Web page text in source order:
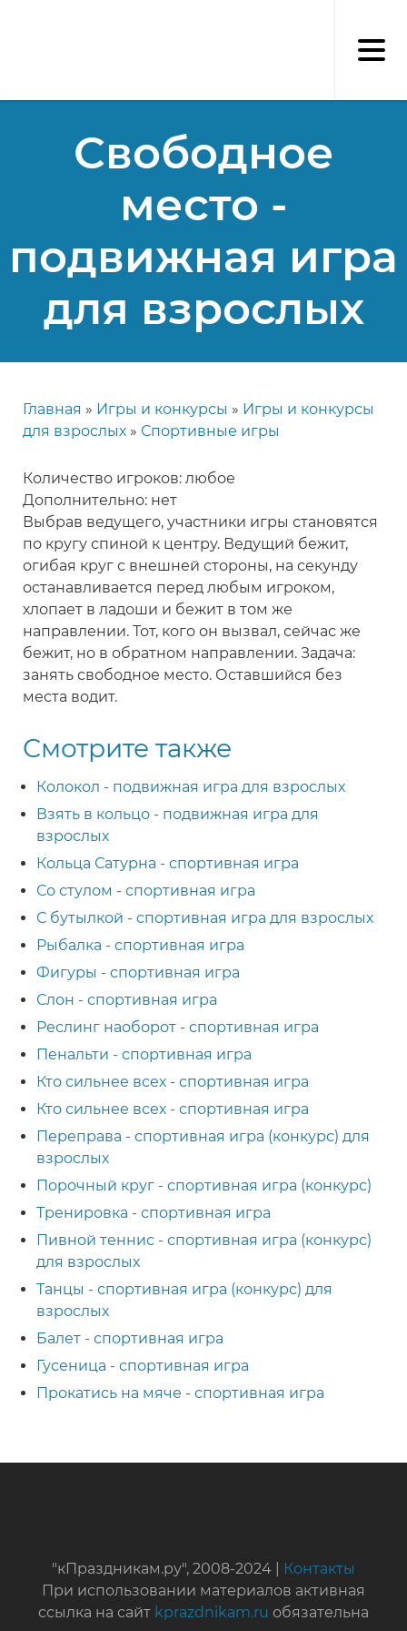
Свободное
место -
подвижная игра
для взрослых
Строка
Главная Игры и конкурсы
Игры и конкурсы
для взрослых
Спортивные игры
Количество игроков: любое
Дополнительно: нет
Выбрав ведущего, участники игры становятся
по кругу спиной к центру. Ведущий бежит,
огибая круг с внешней стороны, на секунду
останавливается перед любым игроком,
хлопает в ладоши и бежит в том же
направлении. Тот, кого он вызвал, сейчас же
бежит, но в обратном направлении. Задача:
занять свободное место. Оставшийся без
места водит.
Смотрите также
Колокол - подвижная игра для взрослых
Взять в кольцо - подвижная игра для
взрослых
Кольца Сатурна - спортивная игра
Со стулом - спортивная игра
С бутылкой - спортивная игра для взрослых
Рыбалка - спортивная игра
Фигуры - спортивная игра
Слон - спортивная игра
Реслинг наоборот - спортивная игра
Пенальти - спортивная игра
Кто сильнее всех - спортивная игра
Кто сильнее всех - спортивная игра
Переправа - спортивная игра (конкурс) для
взрослых
Порочный круг - спортивная игра (конкурс)
Тренировка - спортивная игра
Пивной теннис - спортивная игра (конкурс)
для взрослых
Танцы - спортивная игра (конкурс) для
взрослых
Балет - спортивная игра
Гусеница - спортивная игра
Прокатись на мяче - спортивная игра
"кПраздникам.ру", 2008-2024 |
Контакты
При использовании материалов активная
ссылка на сайт kprazdnikam.ru обязательна